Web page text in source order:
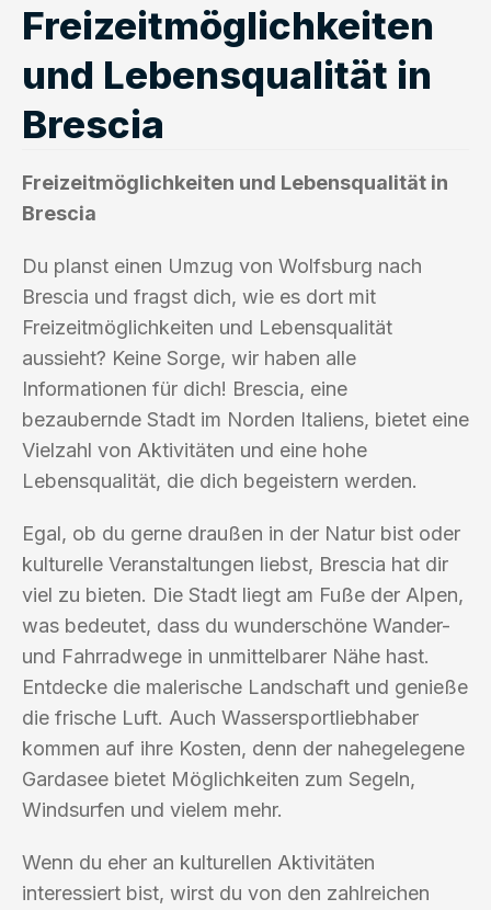
Freizeitmöglichkeiten
und Lebensqualität in
Brescia
Freizeitmöglichkeiten und Lebensqualität in
Brescia
Du planst einen Umzug von Wolfsburg nach
Brescia und fragst dich, wie es dort mit
Freizeitmöglichkeiten und Lebensqualität
aussieht? Keine Sorge, wir haben alle
Informationen für dich! Brescia, eine
bezaubernde Stadt im Norden Italiens, bietet eine
Vielzahl von Aktivitäten und eine hohe
Lebensqualität, die dich begeistern werden.
Egal, ob du gerne draußen in der Natur bist oder
kulturelle Veranstaltungen liebst, Brescia hat dir
viel zu bieten. Die Stadt liegt am Fuße der Alpen,
was bedeutet, dass du wunderschöne Wander-
und Fahrradwege in unmittelbarer Nähe hast.
Entdecke die malerische Landschaft und genieße
die frische Luft. Auch Wassersportliebhaber
kommen auf ihre Kosten, denn der nahegelegene
Gardasee bietet Möglichkeiten zum Segeln,
Windsurfen und vielem mehr.
Wenn du eher an kulturellen Aktivitäten
interessiert bist, wirst du von den zahlreichen